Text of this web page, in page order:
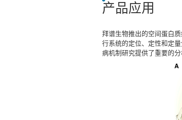
产品应用
拜谱生物推出的空间蛋白
行系统的定位、定性和定
病机制研究提供了重要的分